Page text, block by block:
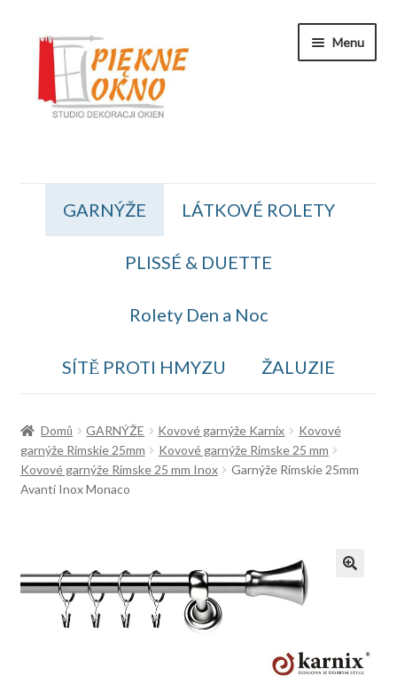
Přeskočit
navigaci
Přejít
obsahu
webu
Menu
Koszyk
OBCHODNÍ PODMÍNKY
Kontakt
GARNÝŽE LÁTKOVÉ ROLETY
PLISSÉ & DUETTE
Rolety Den a Noc
SÍTĚ PROTI HMYZU ŽALUZIE
Domů GARNÝŽE Kovové garnýže Karnix
Kovové
garnýže Rimskie 25mm
Kovové garnýže Rimske 25 mm
Kovové garnýže Rimske 25 mm Inox
Garnýže Rimskie 25mm
Avanti Inox Monaco